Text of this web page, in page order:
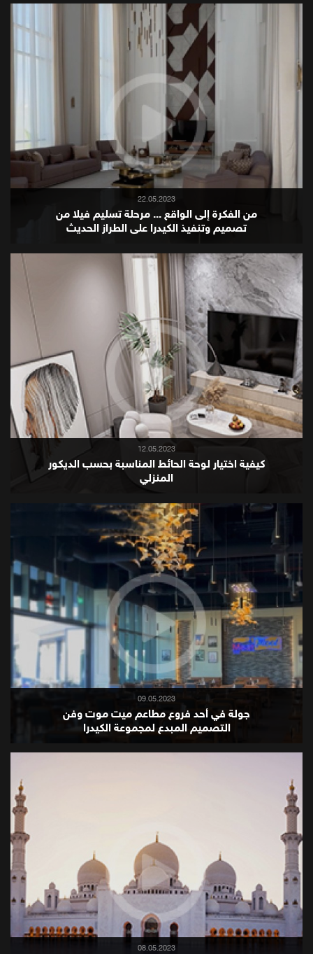
22.05.2023
من الفكرة إلى الواقع ... مرحلة تسليم فيلا من
تصميم وتنفيذ الكيدرا على الطراز الحديث
12.05.2023
كيفية اختيار لوحة الحائط المناسبة بحسب الديكور
المنزلي
09.05.2023
جولة في أحد فروع مطاعم ميت موت وفن
التصميم المبدع لمجموعة الكيدرا
08.05.2023